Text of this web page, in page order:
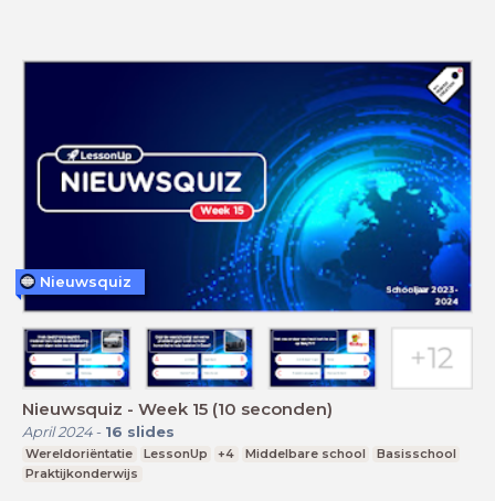
Nieuwsquiz - Week 15 (10 seconden)
April 2024- 16 slides
Wereldoriëntatie LessonUp +4 Middelbare school
Basisschool
Praktijkonderwijs
Nieuwsquiz